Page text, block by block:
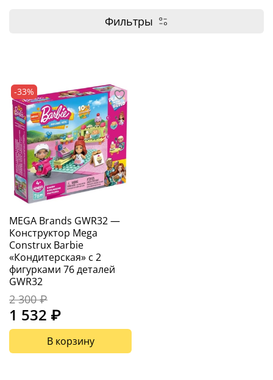
Фильтры
-33%
MEGA Brands GWR32 —
Конструктор Mega
Construx Barbie
«Кондитерская» с 2
фигурками 76 деталей
GWR32
2 300 ₽
1 532 ₽
В корзину